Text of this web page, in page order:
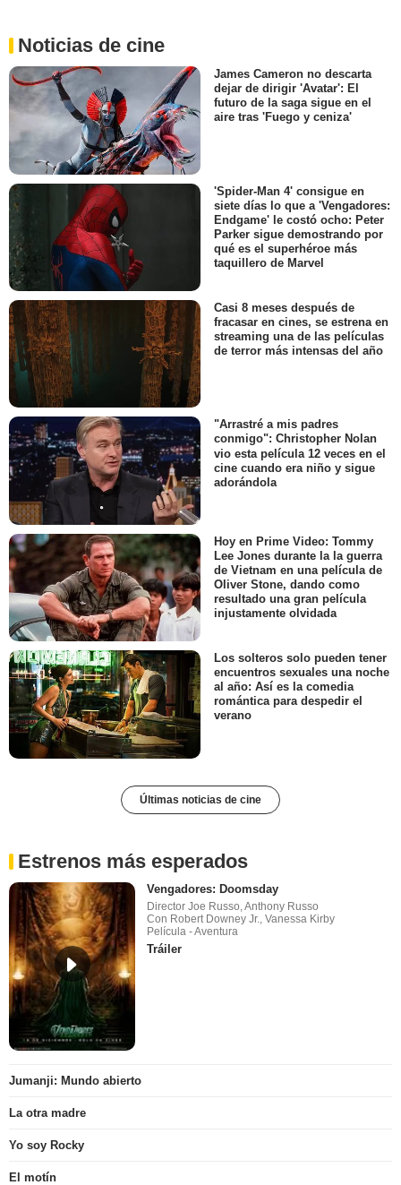
Noticias de cine
James Cameron no descarta
dejar de dirigir 'Avatar': El
futuro de la saga sigue en el
aire tras 'Fuego y ceniza'
'Spider-Man 4' consigue en
siete días lo que a 'Vengadores:
Endgame' le costó ocho: Peter
Parker sigue demostrando por
qué es el superhéroe más
taquillero de Marvel
Casi 8 meses después de
fracasar en cines, se estrena en
streaming una de las películas
de terror más intensas del año
"Arrastré a mis padres
conmigo": Christopher Nolan
vio esta película 12 veces en el
cine cuando era niño y sigue
adorándola
Hoy en Prime Video: Tommy
Lee Jones durante la la guerra
de Vietnam en una película de
Oliver Stone, dando como
resultado una gran película
injustamente olvidada
Los solteros solo pueden tener
encuentros sexuales una noche
al año: Así es la comedia
romántica para despedir el
verano
Últimas noticias de cine
Estrenos más esperados
Vengadores: Doomsday
Director Joe Russo, Anthony Russo
Con Robert Downey Jr., Vanessa Kirby
Película - Aventura
Tráiler
Jumanji: Mundo abierto
La otra madre
Yo soy Rocky
El motín